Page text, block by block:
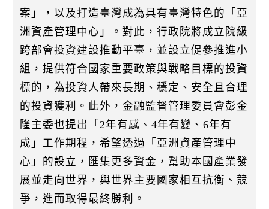
案」，以及打造臺灣成為具有臺灣特色的「亞
洲資產管理中心」。對此，行政院將成立院級
跨部會投資建設推動平臺，並設立促參推進小
組，提供符合國家重要政策與戰略目標的投資
標的，為投資人帶來長期、穩定、安全且合理
的投資獲利。此外，金融監督管理委員會彭金
隆主委也提出「2年有感、4年有變、6年有
成」工作期程，希望透過「亞洲資產管理中
心」的設立，匯集更多資金，幫助本國產業發
展並走向世界，與世界主要國家相互抗衡、競
爭，進而取得最終勝利。